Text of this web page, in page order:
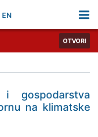
EN
OTVORI
i gospodarstva
na klimatske